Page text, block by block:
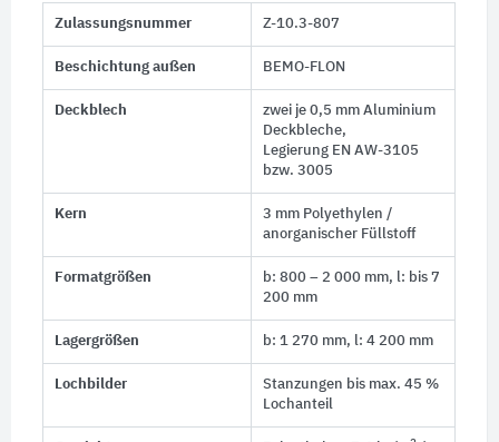
Zulassungsnummer Z-10.3-807
Beschichtung außen BEMO-FLON
Deckblech
zwei je 0,5 mm Aluminium
Deckbleche,
Legierung EN AW-3105
bzw. 3005
Kern
3 mm Polyethylen /
anorganischer Füllstoff
Formatgrößen
b: 800 – 2 000 mm, l: bis 7
200 mm
Lagergrößen b: 1 270 mm, l: 4 200 mm
Lochbilder
Stanzungen bis max. 45 %
Lochanteil